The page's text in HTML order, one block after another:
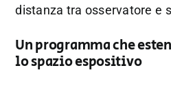
distanza tra osservatore e
Un programma che
lo spazio espositivo